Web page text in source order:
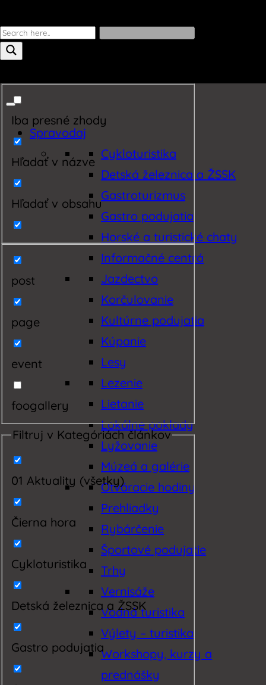
Iba presné zhody
Hľadať v názve
Hľadať v obsahu
post
page
event
foogallery
Filtruj v Kategóriách článkov
01 Aktuality (všetky)
Čierna hora
Cykloturistika
Detská železnica a ŽSSK
Gastro podujatia
Spravodaj
Cykloturistika
Detská železnica a ŽSSK
Gastroturizmus
Gastro podujatia
Horské a turistické chaty
Informačné centrá
Jazdectvo
Korčulovanie
Kultúrne podujatia
Kúpanie
Lesy
Lezenie
Lietanie
Lokálne poklady
Lyžovanie
Múzeá a galérie
Otváracie hodiny
Prehliadky
Rybárčenie
Športové podujatie
Trhy
Vernisáže
Vodná turistika
Výlety – turistika
Workshopy, kurzy a
prednášky